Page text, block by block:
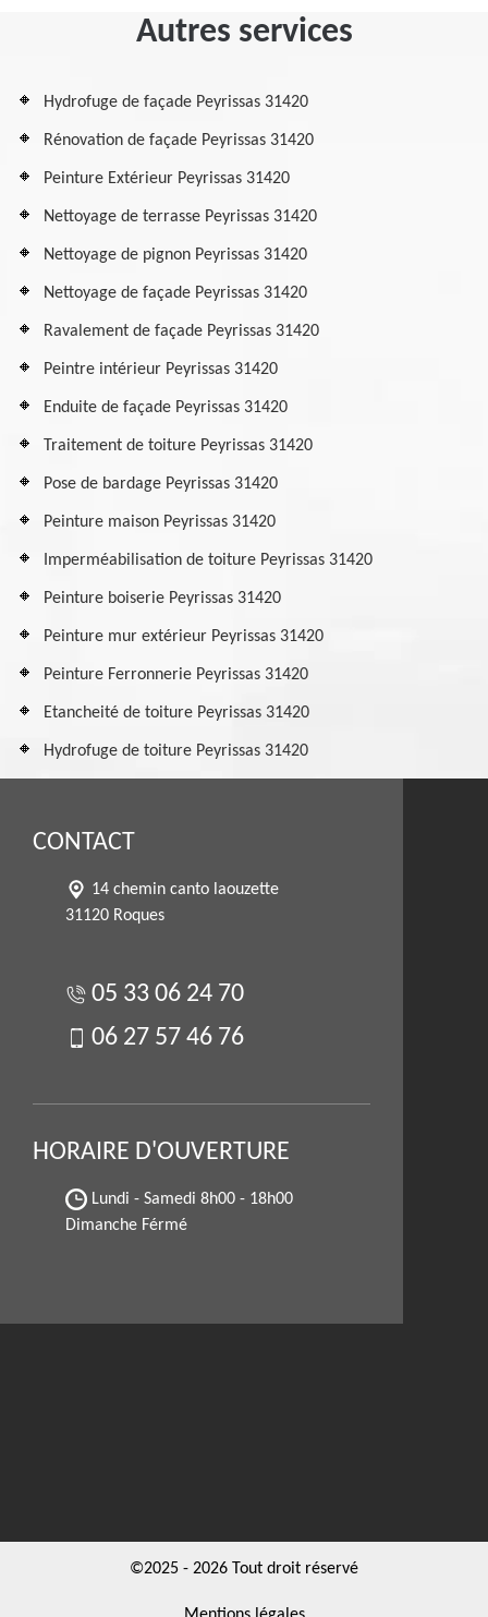
Autres services
Hydrofuge de façade Peyrissas 31420
Rénovation de façade Peyrissas 31420
Peinture Extérieur Peyrissas 31420
Nettoyage de terrasse Peyrissas 31420
Nettoyage de pignon Peyrissas 31420
Nettoyage de façade Peyrissas 31420
Ravalement de façade Peyrissas 31420
Peintre intérieur Peyrissas 31420
Enduite de façade Peyrissas 31420
Traitement de toiture Peyrissas 31420
Pose de bardage Peyrissas 31420
Peinture maison Peyrissas 31420
Imperméabilisation de toiture Peyrissas 31420
Peinture boiserie Peyrissas 31420
Peinture mur extérieur Peyrissas 31420
Peinture Ferronnerie Peyrissas 31420
Etancheité de toiture Peyrissas 31420
Hydrofuge de toiture Peyrissas 31420
CONTACT
14 chemin canto laouzette
31120 Roques
05 33 06 24 70
06 27 57 46 76
HORAIRE D'OUVERTURE
Lundi - Samedi 8h00 - 18h00
Dimanche Férmé
©2025 - 2026 Tout droit réservé